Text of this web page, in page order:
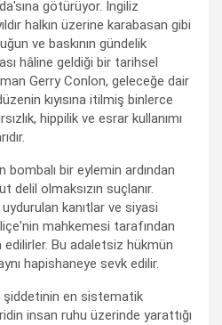
götürüyor. İngiliz
halkın üzerine karabasan gibi
ve baskının gündelik
hâline geldiği bir tarihsel
Gerry Conlon, geleceğe dair
kıyısına itilmiş binlerce
hippilik ve esrar kullanımı
bombalı bir eylemin ardından
delil olmaksızın suçlanır.
kanıtlar ve siyasi
mahkemesi tarafından
edilirler. Bu adaletsiz hükmün
hapishaneye sevk edilir.
şiddetinin en sistematik
insan ruhu üzerinde yarattığı